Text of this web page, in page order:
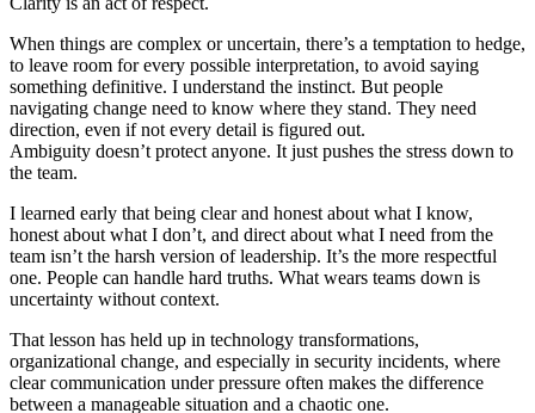
When things are complex or uncertain, there’s a temptation to hedge,
to leave room for every possible interpretation, to avoid saying
something definitive. I understand the instinct. But people
navigating change need to know where they stand. They need
direction, even if not every detail is figured out.
Ambiguity doesn’t protect anyone. It just pushes the stress down to
the team.
I learned early that being clear and honest about what I know,
honest about what I don’t, and direct about what I need from the
team isn’t the harsh version of leadership. It’s the more respectful
one. People can handle hard truths. What wears teams down is
uncertainty without context.
That lesson has held up in technology transformations,
organizational change, and especially in security incidents, where
clear communication under pressure often makes the difference
between a manageable situation and a chaotic one.